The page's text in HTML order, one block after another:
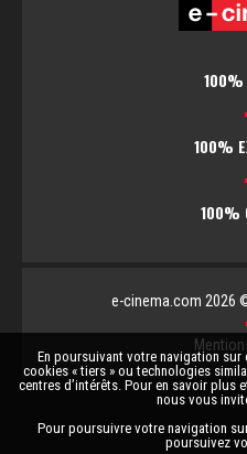
En poursuivant votre navigation
cookies « tiers » ou technologies
centres d’intérêts. Pour en savoir plus
nous vous
Pour poursuivre votre navigation
poursuivez
100%
100%
100%
e-cinema.com 2026